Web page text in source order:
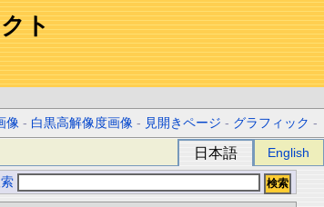
ト
像 - 白黒高解像度画像 - 見開きページ - グラフィック -
日本語 English